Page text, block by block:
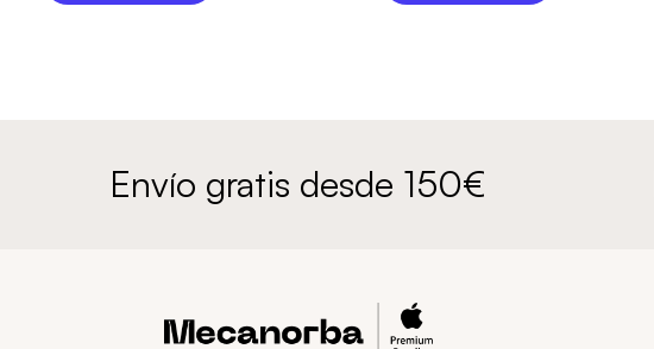
Envío gratis desde 150€